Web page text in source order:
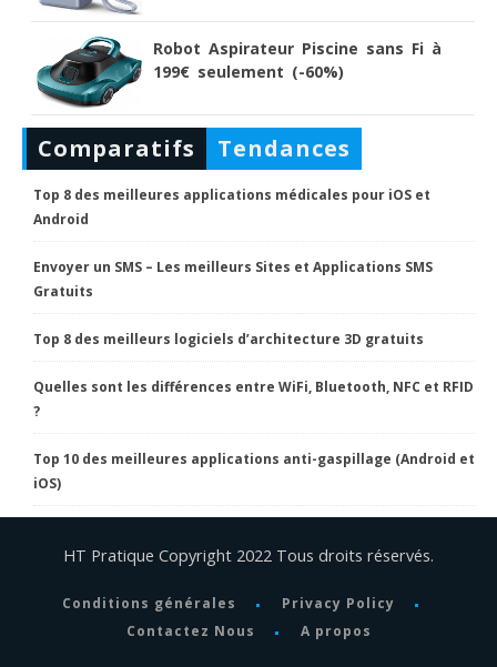
Robot Aspirateur Piscine sans Fi à
199€ seulement (-60%)
Comparatifs Tendances
Top 8 des meilleures applications médicales pour iOS et
Android
Envoyer un SMS – Les meilleurs Sites et Applications SMS
Gratuits
Top 8 des meilleurs logiciels d’architecture 3D gratuits
Quelles sont les différences entre WiFi, Bluetooth, NFC et RFID
?
Top 10 des meilleures applications anti-gaspillage (Android et
iOS)
HT Pratique Copyright 2022 Tous droits réservés.
Conditions générales
Privacy Policy
Contactez Nous
A propos